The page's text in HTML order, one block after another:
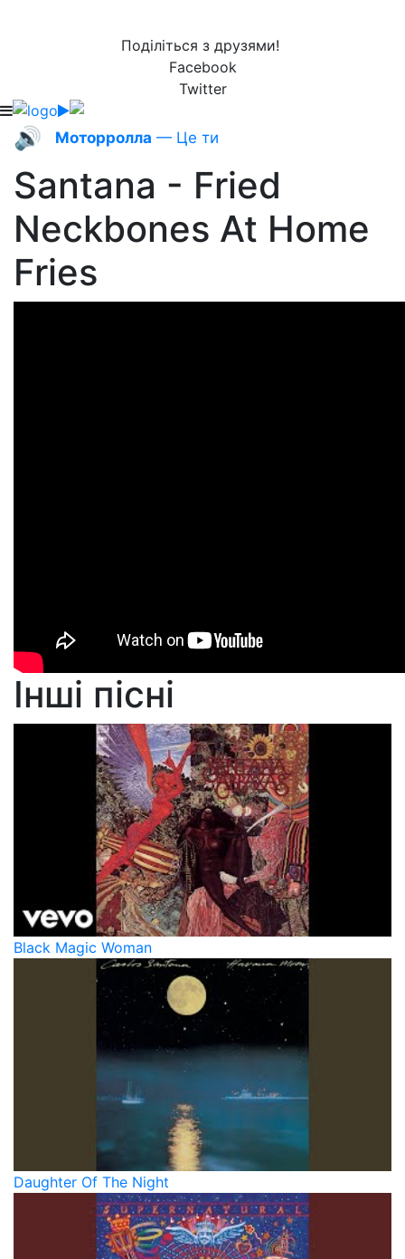
Поділіться з друзями!
Facebook
Twitter
🔊 Моторролла — Це ти
Santana - Fried
Neckbones At Home
Fries
Інші пісні
Black Magic Woman
Daughter Of The Night